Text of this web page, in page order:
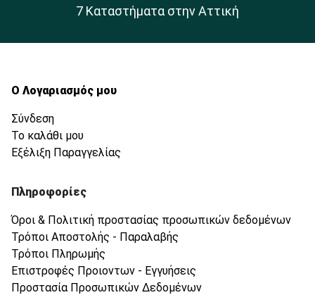
7 Καταστήματα στην Αττική
Ο Λογαριασμός μου
Σύνδεση
Το καλάθι μου
Εξέλιξη Παραγγελίας
Πληροφορίες
Όροι & Πολιτική προστασίας προσωπικών δεδομένων
Τρόποι Αποστολής - Παραλαβής
Τρόποι Πληρωμής
Επιστροφές Προιοντων - Εγγυήσεις
Προστασία Προσωπικών Δεδομένων